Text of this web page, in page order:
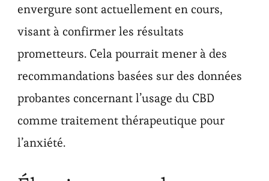
envergure sont actuellement en cours,
visant à confirmer les résultats
prometteurs. Cela pourrait mener à des
recommandations basées sur des données
probantes concernant l’usage du CBD
comme traitement thérapeutique pour
l’anxiété.